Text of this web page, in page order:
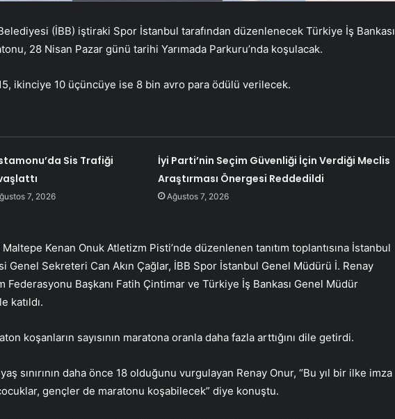
(İBB) iştiraki Spor İstanbul tarafından düzenlenecek Türkiye İş Bankası
28 Nisan Pazar günü tarihi Yarımada Parkuru’nda koşulacak.
ikinciye 10 üçüncüye ise 8 bin avro para ödülü verilecek.
Sis Trafiği
7, 2026
İyi Parti’nin Seçim Güvenliği İçin Verdiği Meclis
Araştırması Önergesi Reddedildi
Ağustos 7, 2026
Kenan Onuk Atletizm Pisti’nde düzenlenen tanıtım toplantısına İstanbul
Genel Sekreteri Can Akın Çağlar, İBB Spor İstanbul Genel Müdürü İ. Renay
Federasyonu Başkanı Fatih Çintimar ve Türkiye İş Bankası Genel Müdür
katıldı.
koşanların sayısının maratona oranla daha fazla arttığını dile getirdi.
sınırının daha önce 18 olduğunu vurgulayan Renay Onur, “Bu yıl bir ilke imza
gençler de maratonu koşabilecek” diye konuştu.